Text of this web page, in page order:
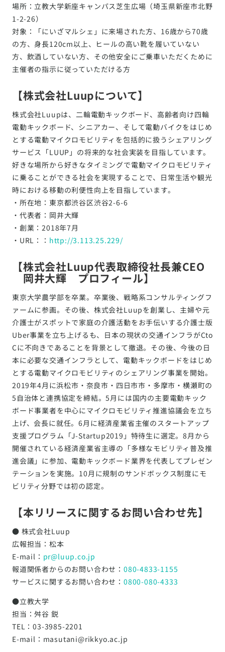
場所：立教大学新座キャンパス芝生広場（埼玉県新座市北野
1-2-26）
対象：「にいざマルシェ」に来場された方、16歳から70歳
の方、身長120cm以上、ヒールの高い靴を履いていない
方、飲酒していない方、その他安全にご乗車いただくために
主催者の指示に従っていただける方
【株式会社Luupについて】
株式会社Luupは、二輪電動キックボード、高齢者向け四輪
電動キックボード、シニアカー、そして電動バイクをはじめ
とする電動マイクロモビリティを包括的に扱うシェアリング
サービス「LUUP」の将来的な社会実装を目指しています。
好きな場所から好きなタイミングで電動マイクロモビリティ
に乗ることができる社会を実現することで、日常生活や観光
時における移動の利便性向上を目指しています。
・所在地：東京都渋谷区渋谷2-6-6
・代表者：岡井大輝
・創業：2018年7月
・URL：： http://3.113.25.229/
【株式会社Luup代表取締役社長兼CEO
岡井大輝 プロフィール】
東京大学農学部を卒業。卒業後、戦略系コンサルティングフ
ァームに参画。その後、株式会社Luupを創業し、主婦や元
介護士がスポットで家庭の介護活動をお手伝いする介護士版
Uber事業を立ち上げるも、日本の現状の交通インフラがCto
Cに不向きであることを背景として撤退。その後、今後の日
本に必要な交通インフラとして、電動キックボードをはじめ
とする電動マイクロモビリティのシェアリング事業を開始。
2019年4月に浜松市・奈良市・四日市市・多摩市・横瀬町の
5自治体と連携協定を締結。5月には国内の主要電動キック
ボード事業者を中心にマイクロモビリティ推進協議会を立ち
上げ、会長に就任。6月に経済産業省主催のスタートアップ
支援プログラム「J-Startup2019」特待生に選定。8月から
開催されている経済産業省主導の「多様なモビリティ普及推
進会議」に参加、電動キックボード業界を代表してプレゼン
テーションを実施。10月に規制のサンドボックス制度にモ
ビリティ分野では初の認定。
【本リリースに関するお問い合わせ先】
● 株式会社Luup
広報担当：松本
E-mail： pr@luup.co.jp
報道関係者からのお問い合わせ：080-4833-1155
サービスに関するお問い合わせ：0800-080-4333
●立教大学
担当：舛谷 鋭
TEL：03-3985-2201
E-mail：masutani@rikkyo.ac.jp